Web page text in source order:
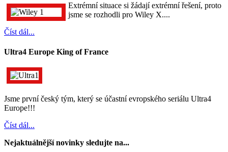
Extrémní situace si žádají extrémní řešení, proto
jsme se rozhodli pro Wiley X....
Číst dál...
Ultra4 Europe King of France
Jsme první český tým, který se účastní evropského seriálu Ultra4
Europe!!!
Číst dál...
Nejaktuálnější novinky sledujte na...